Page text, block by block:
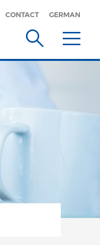
CONTACT GERMAN